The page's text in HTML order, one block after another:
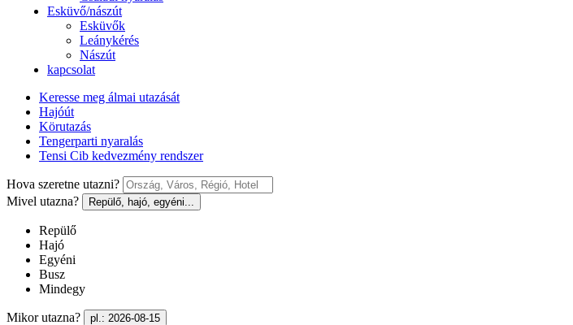
Esküvő/nászút
Esküvők
Leánykérés
Nászút
kapcsolat
Keresse meg álmai utazását
Hajóút
Körutazás
Tengerparti nyaralás
Tensi Cib kedvezmény rendszer
Hova szeretne utazni?
Mivel utazna?
Repülő, hajó, egyéni...
Repülő
Hajó
Egyéni
Busz
Mindegy
Mikor utazna? pl.: 2026-08-15